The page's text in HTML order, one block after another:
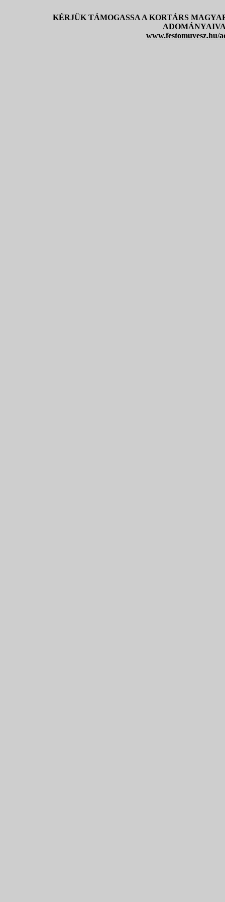
KÉRJÜK TÁMOGASSA A KORTÁRS
www.festomuvesz.hu/